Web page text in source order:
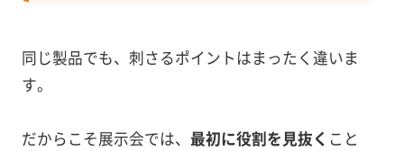
同じ製品でも、刺さるポイントはまったく違いま
す。
だからこそ展示会では、 最初に役割を見抜く こと